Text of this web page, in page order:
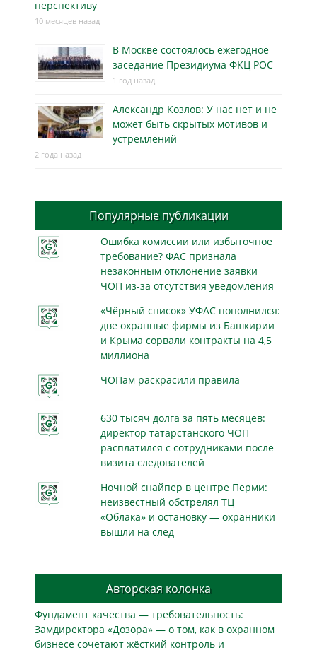
перспективу
10 месяцев назад
В Москве состоялось ежегодное
заседание Президиума ФКЦ РОС
1 год назад
Александр Козлов: У нас нет и не
может быть скрытых мотивов и
устремлений
2 года назад
Популярные публикации
Ошибка комиссии или избыточное
требование? ФАС признала
незаконным отклонение заявки
ЧОП из-за отсутствия уведомления
«Чёрный список» УФАС пополнился:
две охранные фирмы из Башкирии
и Крыма сорвали контракты на 4,5
миллиона
ЧОПам раскрасили правила
630 тысяч долга за пять месяцев:
директор татарстанского ЧОП
расплатился с сотрудниками после
визита следователей
Ночной снайпер в центре Перми:
неизвестный обстрелял ТЦ
«Облака» и остановку — охранники
вышли на след
Авторская колонка
Фундамент качества — требовательность:
Замдиректора «Дозора» — о том, как в охранном
бизнесe сочетают жёсткий контроль и